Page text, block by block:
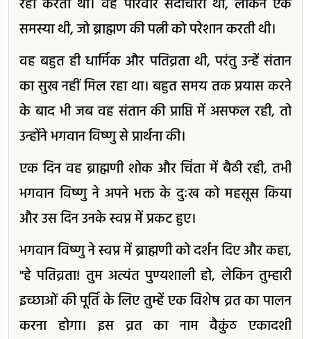
रहा करता था। वह परिवार सदाचारी था, लेकिन एक
समस्या थी, जो ब्राह्मण की पत्नी को परेशान करती थी।
वह बहुत ही धार्मिक और पतिव्रता थी, परंतु उन्हें संतान
का सुख नहीं मिल रहा था। बहुत समय तक प्रयास करने
के बाद भी जब वह संतान की प्राप्ति में असफल रही, तो
उन्होंने भगवान विष्णु से प्रार्थना की।
एक दिन वह ब्राह्मणी शोक और चिंता में बैठी रही, तभी
भगवान विष्णु ने अपने भक्त के दुःख को महसूस किया
और उस दिन उनके स्वप्न में प्रकट हुए।
भगवान विष्णु ने स्वप्न में ब्राह्मणी को दर्शन दिए और कहा,
"हे पतिव्रता! तुम अत्यंत पुण्यशाली हो, लेकिन तुम्हारी
इच्छाओं की पूर्ति के लिए तुम्हें एक विशेष व्रत का पालन
करना होगा। इस व्रत का नाम वैकुंठ एकादशी